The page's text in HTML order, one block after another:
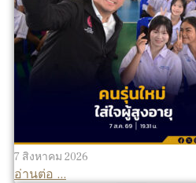
7 สิงหาคม 2026
อ่านต่อ ...